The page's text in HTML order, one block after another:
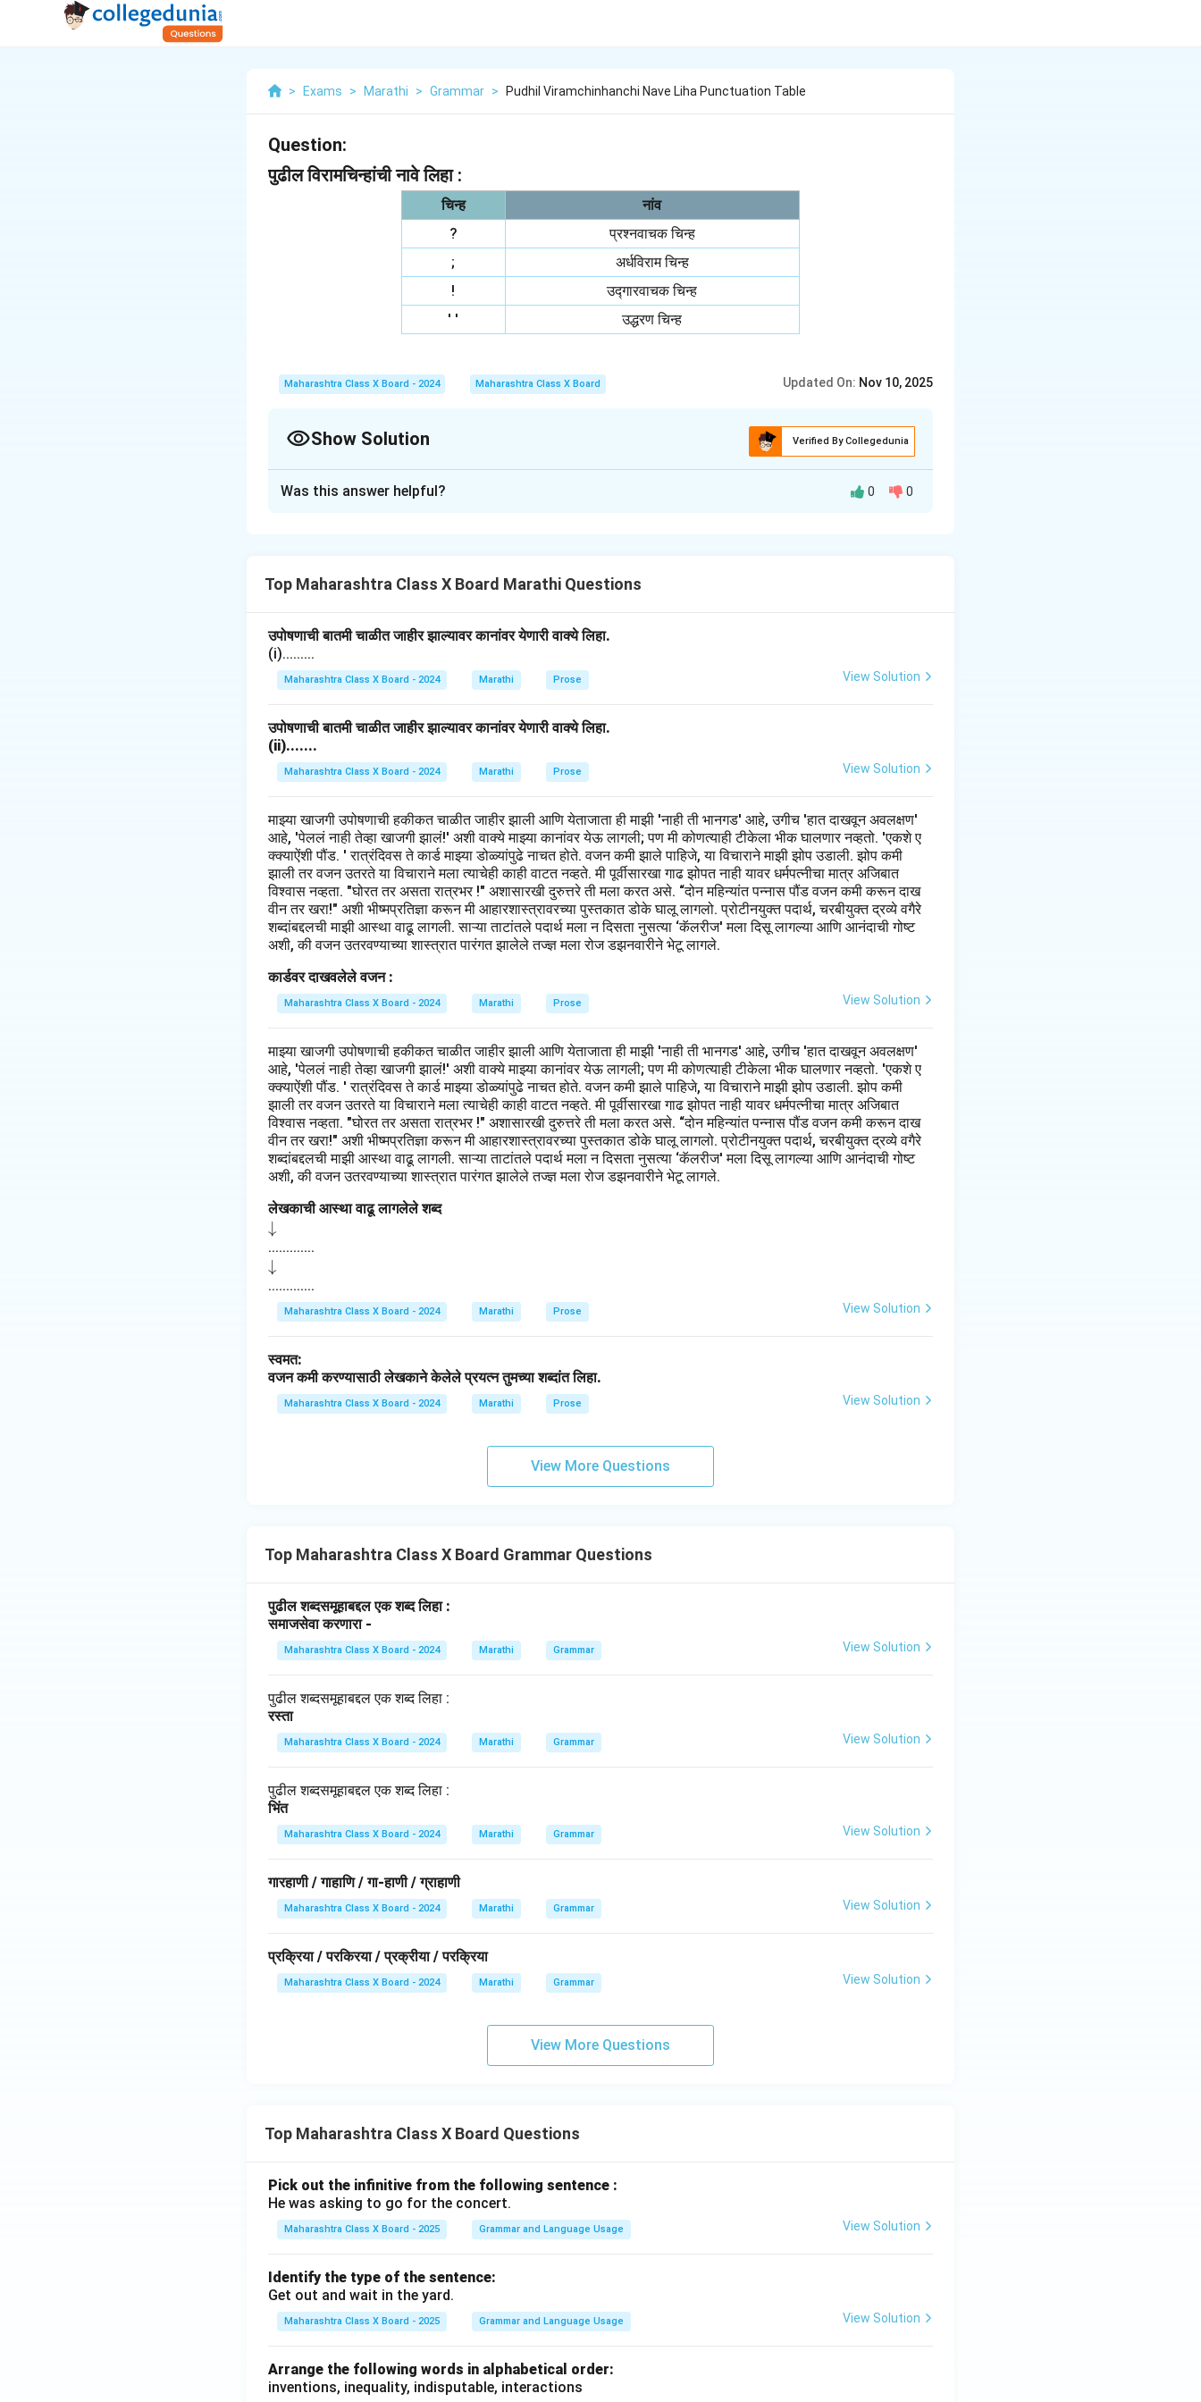
> Exams > Marathi > Grammar > Pudhil Viramchinhanchi Nave Liha Punctuation Table
Question:
पुढील विरामचिन्हांची नावे लिहा :
चिन्ह
नांव
?
प्रश्नवाचक चिन्ह
;
अर्धविराम चिन्ह
!
उद्गारवाचक चिन्ह
' '
उद्धरण चिन्ह
Maharashtra Class X Board - 2024 Maharashtra Class X Board Updated On: Nov 10, 2025
Show Solution Verified By Collegedunia
?
प्रश्नचिन्ह
!
' '
Download Solution in PDF
Was this answer helpful? 0 0
Top Maharashtra Class X Board Marathi Questions
उपोषणाची बातमी चाळीत जाहीर झाल्यावर कानांवर येणारी वाक्ये लिहा.
(i).........
Maharashtra Class X Board - 2024 Marathi Prose View Solution
उपोषणाची बातमी चाळीत जाहीर झाल्यावर कानांवर येणारी वाक्ये लिहा.
(ii).......
Maharashtra Class X Board - 2024 Marathi Prose View Solution
माझ्या खाजगी उपोषणाची हकीकत चाळीत जाहीर झाली आणि येताजाता ही माझी 'नाही ती भानगड' आहे, उगीच 'हात दाखवून अवलक्षण'
आहे, 'पेललं नाही तेव्हा खाजगी झालं!' अशी वाक्ये माझ्या कानांवर येऊ लागली; पण मी कोणत्याही टीकेला भीक घालणार नव्हतो. 'एकशे ए
क्क्याऐंशी पौंड. ' रात्रंदिवस ते कार्ड माझ्या डोळ्यांपुढे नाचत होते. वजन कमी झाले पाहिजे, या विचाराने माझी झोप उडाली. झोप कमी
झाली तर वजन उतरते या विचाराने मला त्याचेही काही वाटत नव्हते. मी पूर्वीसारखा गाढ झोपत नाही यावर धर्मपत्नीचा मात्र अजिबात
विश्वास नव्हता. "घोरत तर असता रात्रभर !" अशासारखी दुरुत्तरे ती मला करत असे. “दोन महिन्यांत पन्नास पौंड वजन कमी करून दाख
वीन तर खरा!" अशी भीष्मप्रतिज्ञा करून मी आहारशास्त्रावरच्या पुस्तकात डोके घालू लागलो. प्रोटीनयुक्त पदार्थ, चरबीयुक्त द्रव्ये वगैरे
शब्दांबद्दलची माझी आस्था वाढू लागली. साऱ्या ताटांतले पदार्थ मला न दिसता नुसत्या ‘कॅलरीज' मला दिसू लागल्या आणि आनंदाची गोष्ट
अशी, की वजन उतरवण्याच्या शास्त्रात पारंगत झालेले तज्ज्ञ मला रोज डझनवारीने भेटू लागले.
कार्डवर दाखवलेले वजन :
Maharashtra Class X Board - 2024 Marathi Prose View Solution
माझ्या खाजगी उपोषणाची हकीकत चाळीत जाहीर झाली आणि येताजाता ही माझी 'नाही ती भानगड' आहे, उगीच 'हात दाखवून अवलक्षण'
आहे, 'पेललं नाही तेव्हा खाजगी झालं!' अशी वाक्ये माझ्या कानांवर येऊ लागली; पण मी कोणत्याही टीकेला भीक घालणार नव्हतो. 'एकशे ए
क्क्याऐंशी पौंड. ' रात्रंदिवस ते कार्ड माझ्या डोळ्यांपुढे नाचत होते. वजन कमी झाले पाहिजे, या विचाराने माझी झोप उडाली. झोप कमी
झाली तर वजन उतरते या विचाराने मला त्याचेही काही वाटत नव्हते. मी पूर्वीसारखा गाढ झोपत नाही यावर धर्मपत्नीचा मात्र अजिबात
विश्वास नव्हता. "घोरत तर असता रात्रभर !" अशासारखी दुरुत्तरे ती मला करत असे. “दोन महिन्यांत पन्नास पौंड वजन कमी करून दाख
वीन तर खरा!" अशी भीष्मप्रतिज्ञा करून मी आहारशास्त्रावरच्या पुस्तकात डोके घालू लागलो. प्रोटीनयुक्त पदार्थ, चरबीयुक्त द्रव्ये वगैरे
शब्दांबद्दलची माझी आस्था वाढू लागली. साऱ्या ताटांतले पदार्थ मला न दिसता नुसत्या ‘कॅलरीज' मला दिसू लागल्या आणि आनंदाची गोष्ट
अशी, की वजन उतरवण्याच्या शास्त्रात पारंगत झालेले तज्ज्ञ मला रोज डझनवारीने भेटू लागले.
लेखकाची आस्था वाढू लागलेले शब्द
\d
o
w
na
rr
w
↓
.............
\d
o
w
na
o
w
↓
.............
Maharashtra Class X Board - 2024 Marathi Prose View Solution
स्वमत:
वजन कमी करण्यासाठी लेखकाने केलेले प्रयत्न तुमच्या शब्दांत लिहा.
Maharashtra Class X Board - 2024 Marathi Prose View Solution
View More Questions
Top Maharashtra Class X Board Grammar Questions
पुढील शब्दसमूहाबद्दल एक शब्द लिहा :
समाजसेवा करणारा -
Maharashtra Class X Board - 2024 Marathi Grammar View Solution
पुढील शब्दसमूहाबद्दल एक शब्द लिहा :
रस्ता
Maharashtra Class X Board - 2024 Marathi Grammar View Solution
पुढील शब्दसमूहाबद्दल एक शब्द लिहा :
भिंत
Maharashtra Class X Board - 2024 Marathi Grammar View Solution
गारहाणी / गाहाणि / गा-हाणी / ग्राहाणी
Maharashtra Class X Board - 2024 Marathi Grammar View Solution
प्रक्रिया / परकिरया / प्रक्रीया / परक्रिया
Maharashtra Class X Board - 2024 Marathi Grammar View Solution
View More Questions
Top Maharashtra Class X Board Questions
Pick out the infinitive from the following sentence :
He was asking to go for the concert.
Maharashtra Class X Board - 2025 Grammar and Language Usage View Solution
Identify the type of the sentence:
Get out and wait in the yard.
Maharashtra Class X Board - 2025 Grammar and Language Usage View Solution
Arrange the following words in alphabetical order:
inventions, inequality, indisputable, interactions